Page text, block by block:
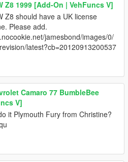
Z8 1999 [Add-On | VehFuncs V]
Z8 should have a UK license
Please add.
jamesbond/images/0/
latest?cb=20120913200537
Camaro 77 BumbleBee
V]
it Plymouth Fury from Christine?